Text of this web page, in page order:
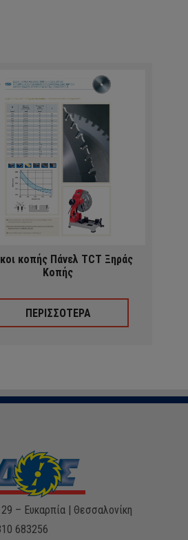
κοπής Πάνελ TCT Ξηράς
Κοπής
ΠΕΡΙΣΣΟΤΕΡΑ
– Ευκαρπία | Θεσσαλονίκη
683256